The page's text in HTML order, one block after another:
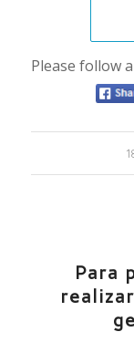
Please follow
Para